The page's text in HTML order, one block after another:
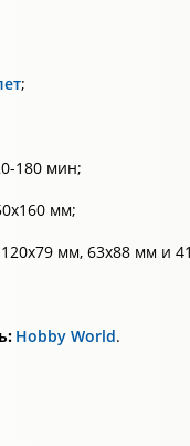
;
180 мин;
мм;
120x79 мм, 63х88 мм и
Hobby World.